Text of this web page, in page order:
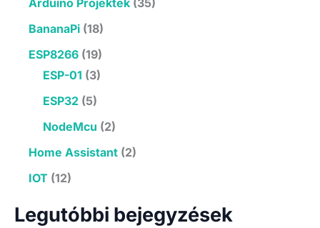
Arduino Projektek (35)
BananaPi (18)
ESP8266 (19)
ESP-01 (3)
ESP32 (5)
NodeMcu (2)
Home Assistant (2)
IOT (12)
Legutóbbi bejegyzések